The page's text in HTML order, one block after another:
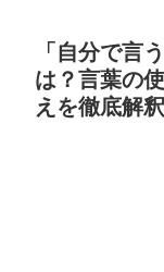
「自分で言
は？言葉の
えを徹底解釈